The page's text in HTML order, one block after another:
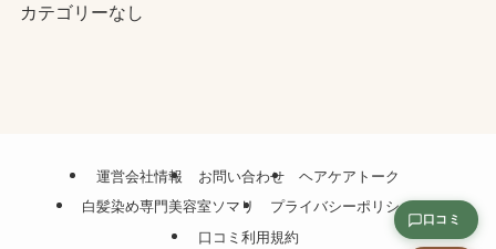
カテゴリーなし
運営会社情報 お問い合わせ
ヘアケアトーク
白髪染め専門美容室ソマリ
プライバシーポリシー
口コミ利用規約
口コミ